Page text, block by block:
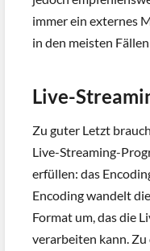
immer ein externes
in den meisten
Live-
Zu guter Letzt
Live-Streaming-
erfüllen: das
Encoding wandelt
Format um, das die
verarbeiten kann. Zu